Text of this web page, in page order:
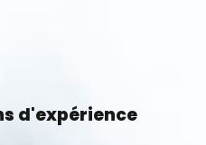
d'expérience